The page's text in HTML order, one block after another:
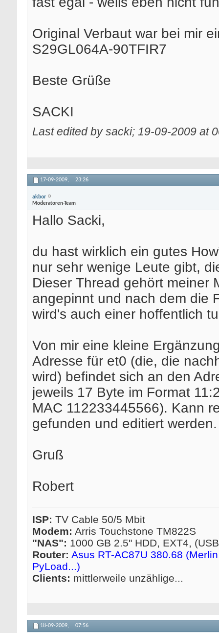
Original Verbaut war bei mir
S29GL064A-90TFIR7
Beste Grüße
SACKI
Last edited by sacki; 19-09-2009 at
17-09-2009, 23:26
akbor
Moderatoren-Team
Hallo Sacki,
du hast wirklich ein gutes
nur sehr wenige Leute gibt,
Dieser Thread gehört meiner
angepinnt und nach dem die
wird's auch einer hoffentlich
Von mir eine kleine
Adresse für et0 (die, die
wird) befindet sich an den
jeweils 17 Byte im Format
MAC 112233445566). Kann
gefunden und editiert werden.
Gruß
Robert
ISP: TV Cable 50/5 Mbit
Modem: Arris Touchstone TM822S
"NAS": 1000 GB 2.5" HDD, EXT4,
Router: Asus RT-AC87U 380.68
PyLoad...)
Clients: mittlerweile unzählige...
18-09-2009, 07:56